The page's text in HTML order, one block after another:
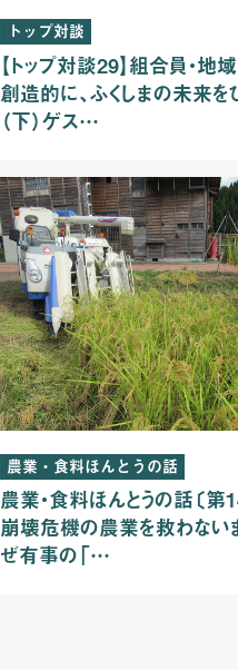
トップ対談
【トップ対談29】組合員・地
創造的に、ふくしまの未来を
（下）ゲス…
農業・食料ほんとうの話
農業・食料ほんとうの話〔第
崩壊危機の農業を救わない
ぜ有事の「…